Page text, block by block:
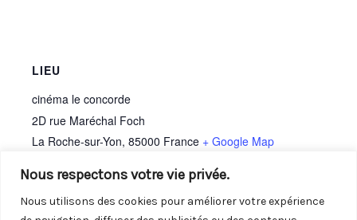
Nous respectons votre vie privée.
Nous utilisons des cookies pour améliorer votre expérience
LIEU
cinéma le concorde
2D rue Maréchal Foch
La Roche-sur-Yon, 85000 France + Google Map
Permanence Rainbow Café